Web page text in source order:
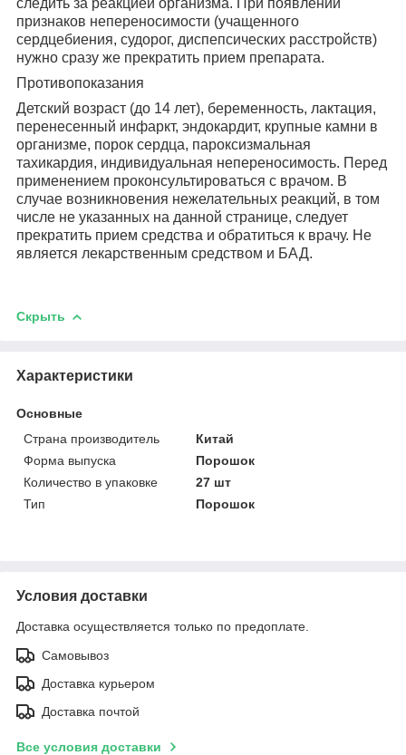
признаков непереносимости (учащенного
сердцебиения, судорог, диспепсических расстройств)
нужно сразу же прекратить прием препарата.
Противопоказания
Детский возраст (до 14 лет), беременность, лактация,
перенесенный инфаркт, эндокардит, крупные камни в
организме, порок сердца, пароксизмальная
тахикардия, индивидуальная непереносимость. Перед
применением проконсультироваться с врачом. В
случае возникновения нежелательных реакций, в том
числе не указанных на данной странице, следует
прекратить прием средства и обратиться к врачу. Не
является лекарственным средством и БАД.
Скрыть
Характеристики
Основные
Страна производитель
Китай
Форма выпуска
Порошок
Количество в упаковке
27 шт
Тип
Порошок
Условия доставки
Доставка осуществляется только по предоплате.
Самовывоз
Доставка курьером
Доставка почтой
Все условия доставки